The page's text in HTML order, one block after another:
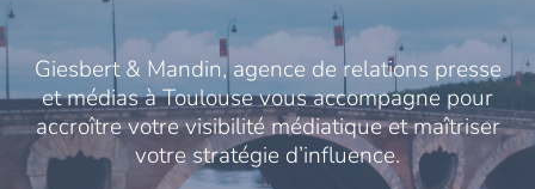
Giesbert & Mandin, agence de relations presse
et médias à Toulouse vous accompagne pour
accroître votre visibilité médiatique et maîtriser
votre stratégie d’influence.